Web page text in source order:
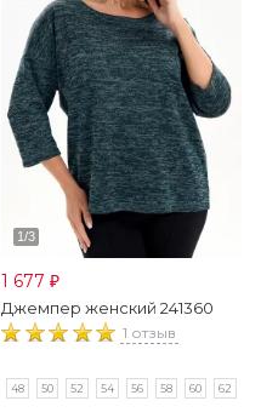
1 677 ₽
Джемпер женский 241360
1 отзыв
48 50 52 54 56 58 60 62